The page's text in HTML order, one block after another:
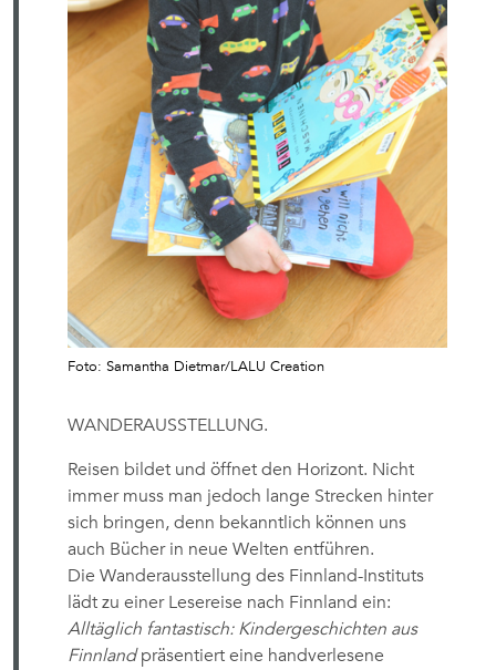
Foto: Samantha Dietmar/LALU Creation
WANDERAUSSTELLUNG.
Reisen bildet und öffnet den Horizont. Nicht
immer muss man jedoch lange Strecken hinter
sich bringen, denn bekanntlich können uns
auch Bücher in neue Welten entführen.
Die Wanderausstellung des Finnland-Instituts
lädt zu einer Lesereise nach Finnland ein:
Alltäglich fantastisch: Kindergeschichten aus
Finnlandpräsentiert eine handverlesene